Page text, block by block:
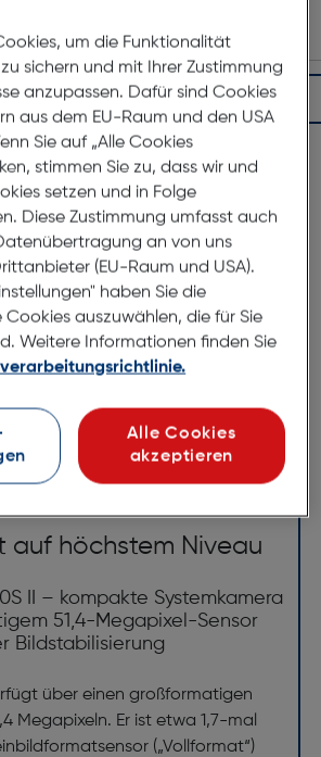
Warenkorb
50S II + GF 35-70/4,5-
auf höchstem Niveau
II – kompakte Systemkamera
51,4-Megapixel-Sensor
Bildstabilisierung
über einen großformatigen
Megapixeln. Er ist etwa 1,7-mal
(„Vollformat“)
um die Funktionalität
sichern und mit Ihrer Zustimmung
anzupassen. Dafür sind Cookies
aus dem EU-Raum und den USA
Sie auf „Alle Cookies
stimmen Sie zu, dass wir und
setzen und in Folge
Diese Zustimmung umfasst auch
an von uns
(EU-Raum und USA).
haben Sie die
Cookies auszuwählen, die für Sie
Weitere Informationen finden Sie
Alle Cookies
akzeptieren